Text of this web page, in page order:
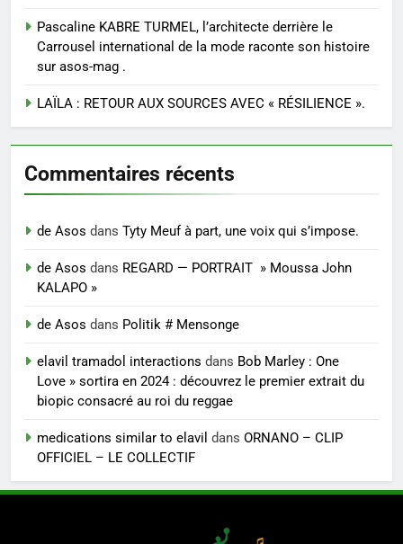
Pascaline KABRE TURMEL, l’architecte derrière le
Carrousel international de la mode raconte son histoire
sur asos-mag .
LAÏLA : RETOUR AUX SOURCES AVEC « RÉSILIENCE ».
Commentaires récents
de Asos dans Tyty Meuf à part, une voix qui s’impose.
de Asos dans REGARD — PORTRAIT » Moussa John
KALAPO »
de Asos dans Politik # Mensonge
elavil tramadol interactions dans Bob Marley : One
Love » sortira en 2024 : découvrez le premier extrait du
biopic consacré au roi du reggae
medications similar to elavil dans ORNANO – CLIP
OFFICIEL – LE COLLECTIF